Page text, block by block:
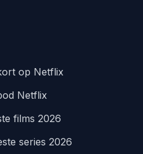
op Netflix
Netflix
films 2026
series 2026